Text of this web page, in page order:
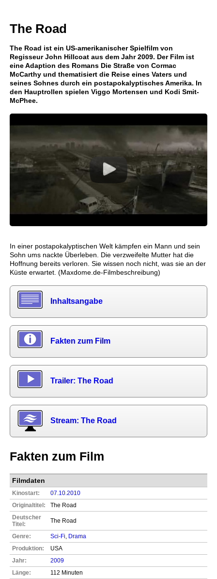
The Road
The Road ist ein US-amerikanischer Spielfilm von
Regisseur John Hillcoat aus dem Jahr 2009. Der Film ist
eine Adaption des Romans Die Straße von Cormac
McCarthy und thematisiert die Reise eines Vaters und
seines Sohnes durch ein postapokalyptisches Amerika. In
den Hauptrollen spielen Viggo Mortensen und Kodi Smit-
McPhee.
In einer postapokalyptischen Welt kämpfen ein Mann und sein
Sohn ums nackte Überleben. Die verzweifelte Mutter hat die
Hoffnung bereits verloren. Sie wissen noch nicht, was sie an der
Küste erwartet. (Maxdome.de-Filmbeschreibung)
Inhaltsangabe
Fakten zum Film
Trailer: The Road
Stream: The Road
Fakten zum Film
Filmdaten
Kinostart:
07.10.2010
Originaltitel:
The Road
Deutscher
Titel:
The Road
Genre: Sci-Fi Drama
Produktion:
USA
Jahr:
2009
Länge:
112 Minuten